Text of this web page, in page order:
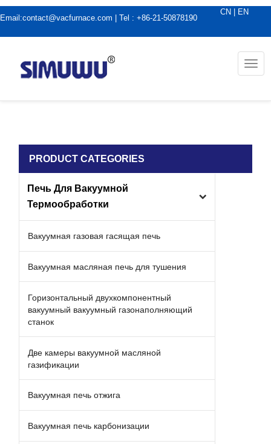
Email:contact@vacfurnace.com | Tel : +86-21-50878190
CN EN
PRODUCT CATEGORIES
Печь Для Вакуумной
Термообработки
Вакуумная газовая гасящая печь
Вакуумная масляная печь для тушения
Горизонтальный двухкомпонентный
вакуумный вакуумный газонаполняющий
станок
Две камеры вакуумной масляной
газификации
Вакуумная печь отжига
Вакуумная печь карбонизации